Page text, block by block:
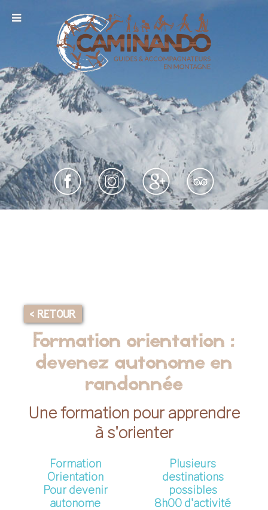
< RETOUR
Formation orientation :
devenez autonome en
randonnée
Une formation pour apprendre
à s'orienter
Formation
Orientation
Pour devenir
autonome
Plusieurs
destinations
possibles
8h00 d'activité